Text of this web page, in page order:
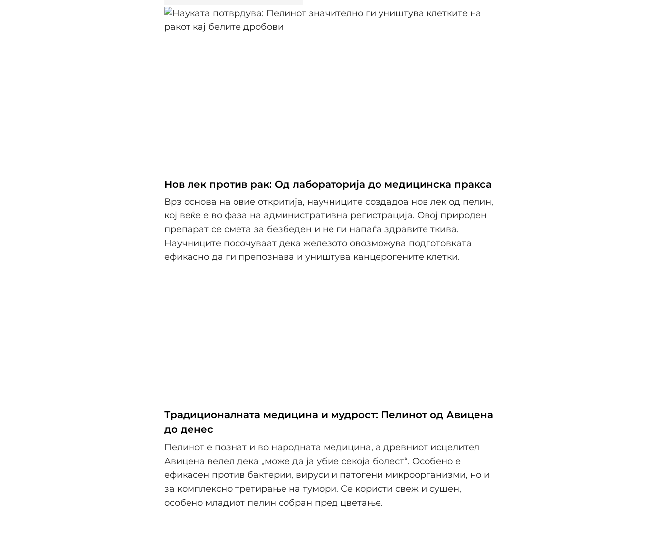
Нов лек против рак: Од лабораторија до медицинска пракса
Врз основа на овие откритија, научниците создадоа нов лек од пелин,
кој веќе е во фаза на административна регистрација. Овој природен
препарат се смета за безбеден и не ги напаѓа здравите ткива.
Научниците посочуваат дека железото овозможува подготовката
ефикасно да ги препознава и уништува канцерогените клетки.
Традиционалната медицина и мудрост: Пелинот од Авицена
до денес
Пелинот е познат и во народната медицина, а древниот исцелител
Авицена велел дека „може да ја убие секоја болест“. Особено е
ефикасен против бактерии, вируси и патогени микроорганизми, но и
за комплексно третирање на тумори. Се користи свеж и сушен,
особено младиот пелин собран пред цветање.